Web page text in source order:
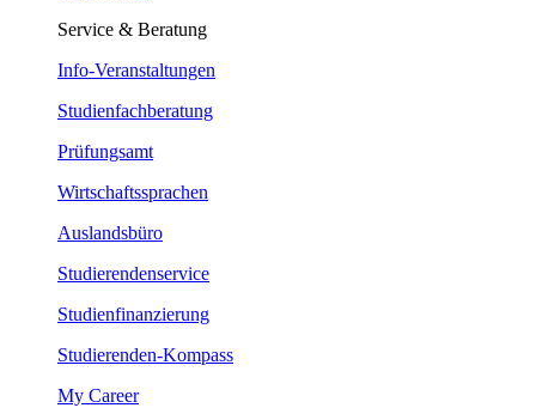
Service & Beratung
Info-Veranstaltungen
Studienfachberatung
Prüfungsamt
Wirtschaftssprachen
Auslandsbüro
Studierendenservice
Studienfinanzierung
Studierenden-Kompass
My Career